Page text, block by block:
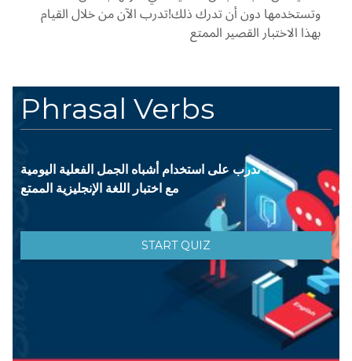
وتستخدمها دون أن تدرك ذلك!تدرب الآن من خلال القيام
بهذا الاختبار القصير الممتع